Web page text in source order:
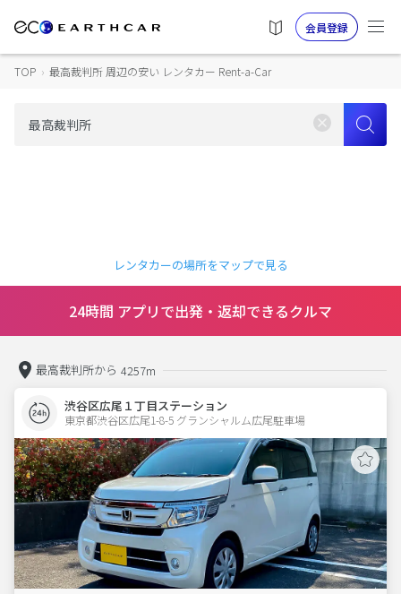
会員登録
TOP › 最高裁判所 周辺の安い レンタカー Rent-a-Car
レンタカーの場所をマップで見る
24時間 アプリで出発・返却できるクルマ
最高裁判所から 4257m
渋谷区広尾１丁目ステーション
東京都渋谷区広尾1-8-5 グランシャルム広尾駐車場